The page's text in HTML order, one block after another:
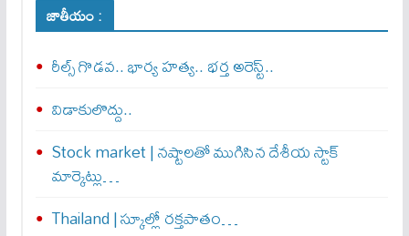
జాతీయం :
రీల్స్ గొడవ.. భార్య హత్య.. భర్త అరెస్ట్..
విడాకులొద్దు..
Stock market | నష్టాలతో ముగిసిన దేశీయ స్టాక్
మార్కెట్లు…
Thailand | స్కూల్లో రక్తపాతం…